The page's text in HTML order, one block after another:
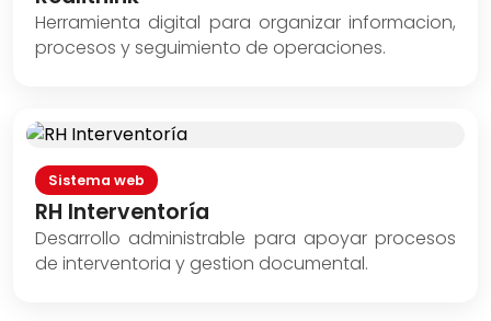
Herramienta digital para organizar informacion,
procesos y seguimiento de operaciones.
Sistema web
RH Interventoría
Desarrollo administrable para apoyar procesos
de interventoria y gestion documental.